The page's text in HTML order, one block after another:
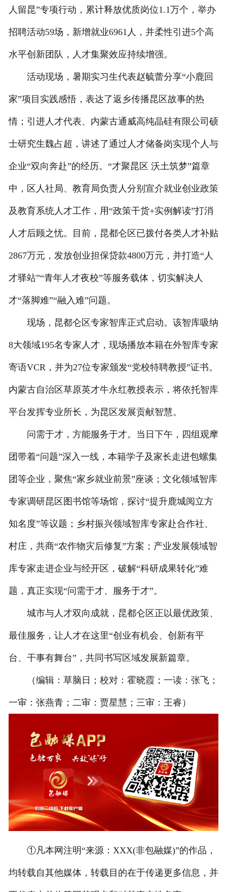
人留昆”专项行动，累计释放优质岗位1.1万个，举办
招聘活动59场，新增就业6961人，并柔性引进5个高
水平创新团队，人才集聚效应持续增强。
活动现场，暑期实习生代表赵毓蕾分享“小鹿回
家”项目实践感悟，表达了返乡传播昆区故事的热
情；引进人才代表、内蒙古通威高纯晶硅有限公司硕
士研究生魏占超，讲述了通过人才储备岗实现个人与
企业“双向奔赴”的经历。“才聚昆区 沃土筑梦”篇章
中，区人社局、教育局负责人分别宣介就业创业政策
及教育系统人才工作，用“政策干货+实例解读”打消
人才后顾之忧。目前，昆都仑区已拨付各类人才补贴
2867万元，发放创业担保贷款4800万元，并打造“人
才驿站”“青年人才夜校”等服务载体，切实解决人
才“落脚难”“融入难”问题。
现场，昆都仑区专家智库正式启动。该智库吸纳
8大领域195名专家人才，现场播放本籍在外智库专家
寄语VCR，并为27位专家颁发“党校特聘教授”证书。
内蒙古自治区草原英才牛永红教授表示，将依托智库
平台发挥专业所长，为昆区发展贡献智慧。
问需于才，方能服务于才。当日下午，四组观摩
团带着“问题”深入一线，本籍学子及家长走进包螺集
团等企业，聚焦“家乡就业前景”座谈；文化领域智库
专家调研昆区图书馆等场馆，探讨“提升鹿城阅立方
知名度”等议题；乡村振兴领域智库专家赴合作社、
村庄，共商“农作物灾后修复”方案；产业发展领域智
库专家走进企业与经开区，破解“科研成果转化”难
题，真正实现“问需于才、服务于才”。
城市与人才双向成就，昆都仑区正以最优政策、
最佳服务，让人才在这里“创业有机会、创新有平
台、干事有舞台”，共同书写区域发展新篇章。
（编辑：草脑日；校对：霍晓霞；一读：张飞；
一审：张燕青；二审：贾星慧；三审：王睿）
①凡本网注明“来源：XXX(非包融媒)”的作品，
均转载自其他媒体，转载目的在于传递更多信息，并